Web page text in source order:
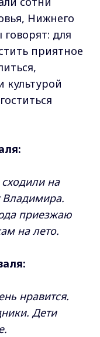
Нижнего
для
приятное
культурой
на
Владимира.
приезжаю
на лето.
нравится.
Дети